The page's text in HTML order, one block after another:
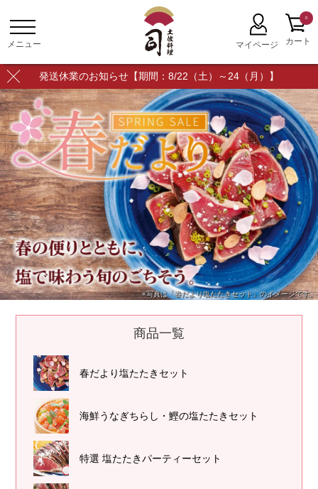
発送休業のお知らせ【期間：8/22（土）～24（月）】
0
※写真は「春だより塩たたきセット」のイメージです。
商品一覧
春だより塩たたきセット
海鮮うなぎちらし・鰹の塩たたきセット
特選 塩たたきパーティーセット